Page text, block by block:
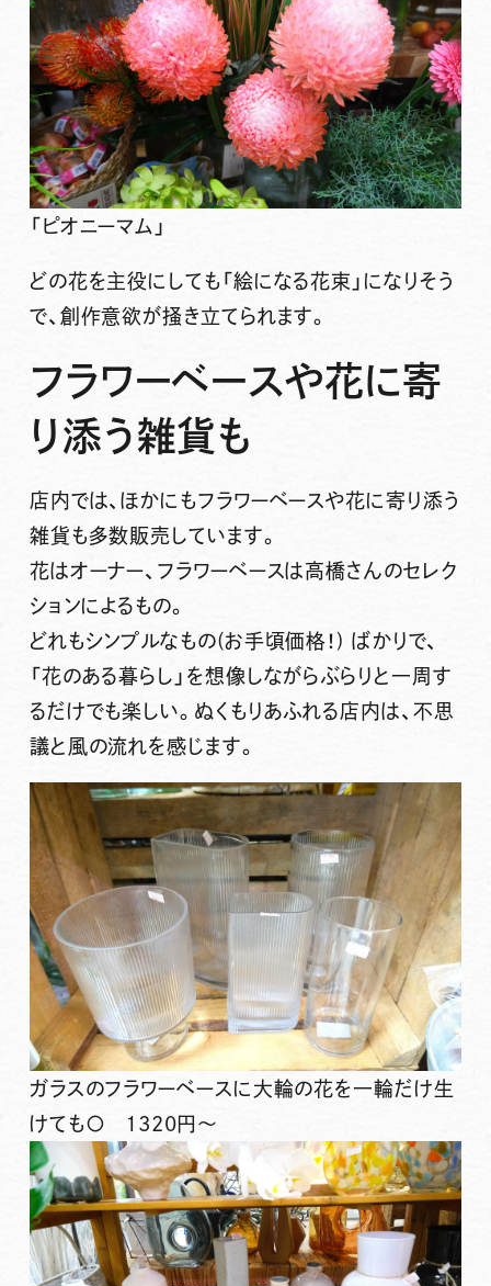
「ピオニーマム」
どの花を主役にしても「絵になる花束」になりそう
で、創作意欲が掻き立てられます。
フラワーベースや花に寄
り添う雑貨も
店内では、ほかにもフラワーベースや花に寄り添う
雑貨も多数販売しています。
花はオーナー、フラワーベースは高橋さんのセレク
ションによるもの。
どれもシンプルなもの(お手頃価格！) ばかりで、
「花のある暮らし」を想像しながらぶらりと一周す
るだけでも楽しい。ぬくもりあふれる店内は、不思
議と風の流れを感じます。
ガラスのフラワーベースに大輪の花を一輪だけ生
けても〇 1320円～